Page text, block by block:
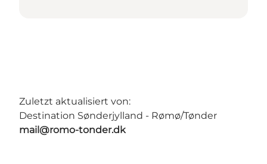
Zuletzt aktualisiert von:
Destination Sønderjylland - Rømø/Tønder
mail@romo-tonder.dk